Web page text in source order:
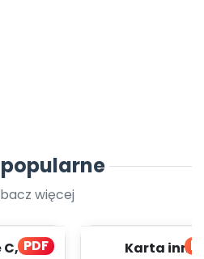
więcej
PDF
cz. 1
Karta